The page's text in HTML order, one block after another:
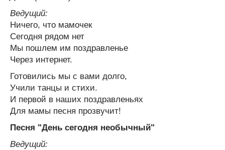
Ведущий:
Ничего, что мамочек
Сегодня рядом нет
Мы пошлем им поздравленье
Через интернет.
Готовились мы с вами долго,
Учили танцы и стихи.
И первой в наших поздравленьях
Для мамы песня прозвучит!
Песня "День сегодня необычный"
Ведущий: